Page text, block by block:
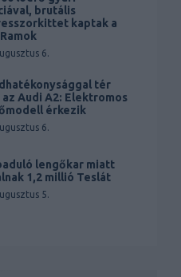
brutális
kaptak a
6.
tér
az Audi A2: Elektromos
érkezik
6.
lengőkar miatt
1,2 millió Teslát
5.